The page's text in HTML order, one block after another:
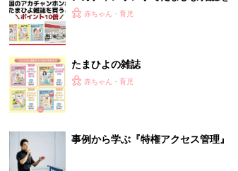
うとポイント10倍【期間限定】
赤ちゃん・育児
たまひよの雑誌
赤ちゃん・育児
事例から学ぶ『特権アクセス管理』